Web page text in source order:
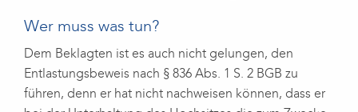
Wer muss was tun?
Dem Beklagten ist es auch nicht gelungen, den
Entlastungsbeweis nach § 836 Abs. 1 S. 2 BGB zu
führen, denn er hat nicht nachweisen können, dass er